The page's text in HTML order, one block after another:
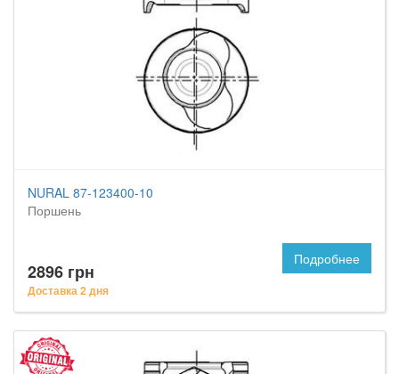
NURAL 87-123400-10
Поршень
2896 грн
Доставка 2 дня
Подробнее